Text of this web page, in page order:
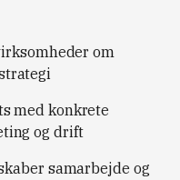
om
med konkrete
og drift
samarbejde og